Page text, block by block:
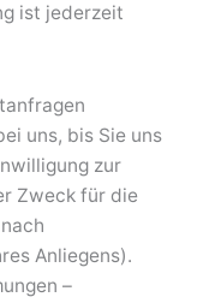
ist jederzeit
uns, bis Sie uns
zur
Zweck für die
Anliegens).
–